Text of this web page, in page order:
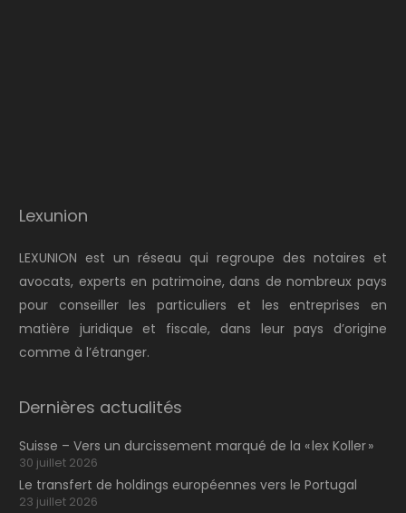
Lexunion
LEXUNION est un réseau qui regroupe des notaires et
avocats, experts en patrimoine, dans de nombreux pays
pour conseiller les particuliers et les entreprises en
matière juridique et fiscale, dans leur pays d’origine
comme à l’étranger.
Dernières actualités
Suisse – Vers un durcissement marqué de la « lex Koller »
30 juillet 2026
Le transfert de holdings européennes vers le Portugal
23 juillet 2026